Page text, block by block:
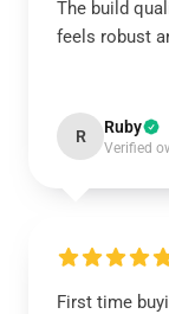
The build
feels robust
R Ruby
Verified
First time